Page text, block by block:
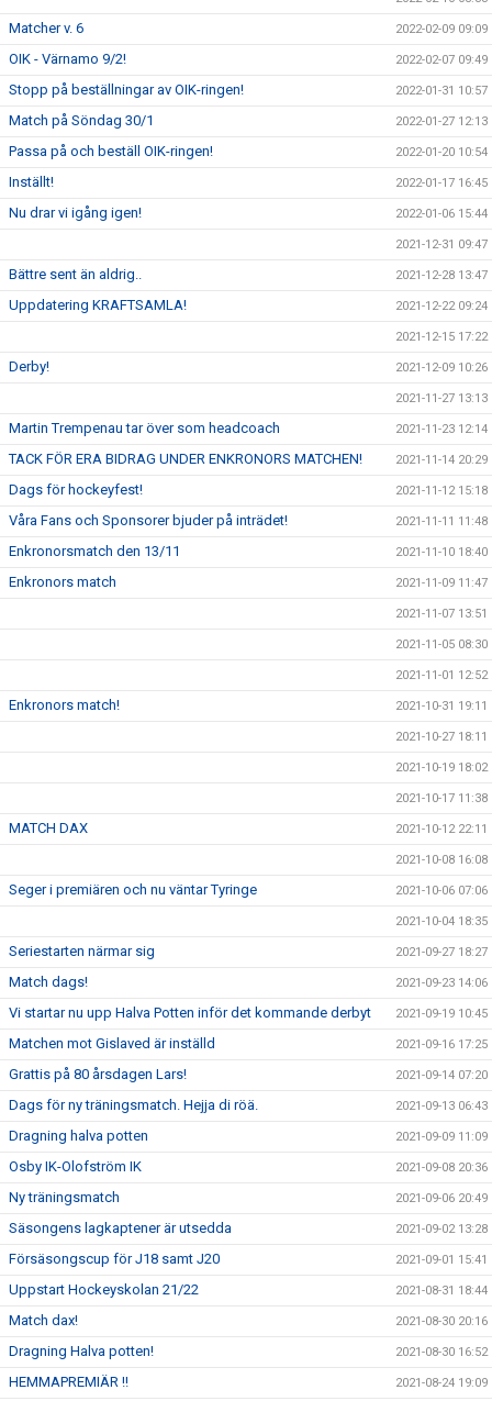
Matcher v. 6 2022-02-09 09:09
OIK - Värnamo 9/2! 2022-02-07 09:49
Stopp på beställningar av OIK-ringen! 2022-01-31 10:57
Match på Söndag 30/1 2022-01-27 12:13
Passa på och beställ OIK-ringen! 2022-01-20 10:54
Inställt! 2022-01-17 16:45
Nu drar vi igång igen! 2022-01-06 15:44
2021-12-31 09:47
Bättre sent än aldrig.. 2021-12-28 13:47
Uppdatering KRAFTSAMLA! 2021-12-22 09:24
2021-12-15 17:22
Derby! 2021-12-09 10:26
2021-11-27 13:13
Martin Trempenau tar över som headcoach 2021-11-23 12:14
TACK FÖR ERA BIDRAG UNDER ENKRONORS MATCHEN! 2021-11-14 20:29
Dags för hockeyfest! 2021-11-12 15:18
Våra Fans och Sponsorer bjuder på inträdet! 2021-11-11 11:48
Enkronorsmatch den 13/11 2021-11-10 18:40
Enkronors match 2021-11-09 11:47
2021-11-07 13:51
2021-11-05 08:30
2021-11-01 12:52
Enkronors match! 2021-10-31 19:11
2021-10-27 18:11
2021-10-19 18:02
2021-10-17 11:38
MATCH DAX 2021-10-12 22:11
2021-10-08 16:08
Seger i premiären och nu väntar Tyringe 2021-10-06 07:06
2021-10-04 18:35
Seriestarten närmar sig 2021-09-27 18:27
Match dags! 2021-09-23 14:06
Vi startar nu upp Halva Potten inför det kommande derbyt 2021-09-19 10:45
Matchen mot Gislaved är inställd 2021-09-16 17:25
Grattis på 80 årsdagen Lars! 2021-09-14 07:20
Dags för ny träningsmatch. Hejja di röä. 2021-09-13 06:43
Dragning halva potten 2021-09-09 11:09
Osby IK-Olofström IK 2021-09-08 20:36
Ny träningsmatch 2021-09-06 20:49
Säsongens lagkaptener är utsedda 2021-09-02 13:28
Försäsongscup för J18 samt J20 2021-09-01 15:41
Uppstart Hockeyskolan 21/22 2021-08-31 18:44
Match dax! 2021-08-30 20:16
Dragning Halva potten! 2021-08-30 16:52
HEMMAPREMIÄR !! 2021-08-24 19:09